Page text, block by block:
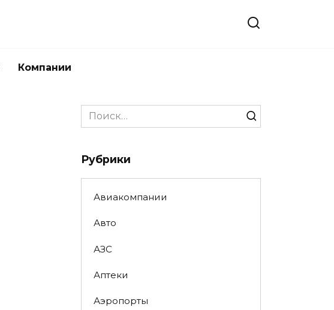
Компании
Search
for:
Рубрики
Авиакомпании
Авто
АЗС
Аптеки
Аэропорты